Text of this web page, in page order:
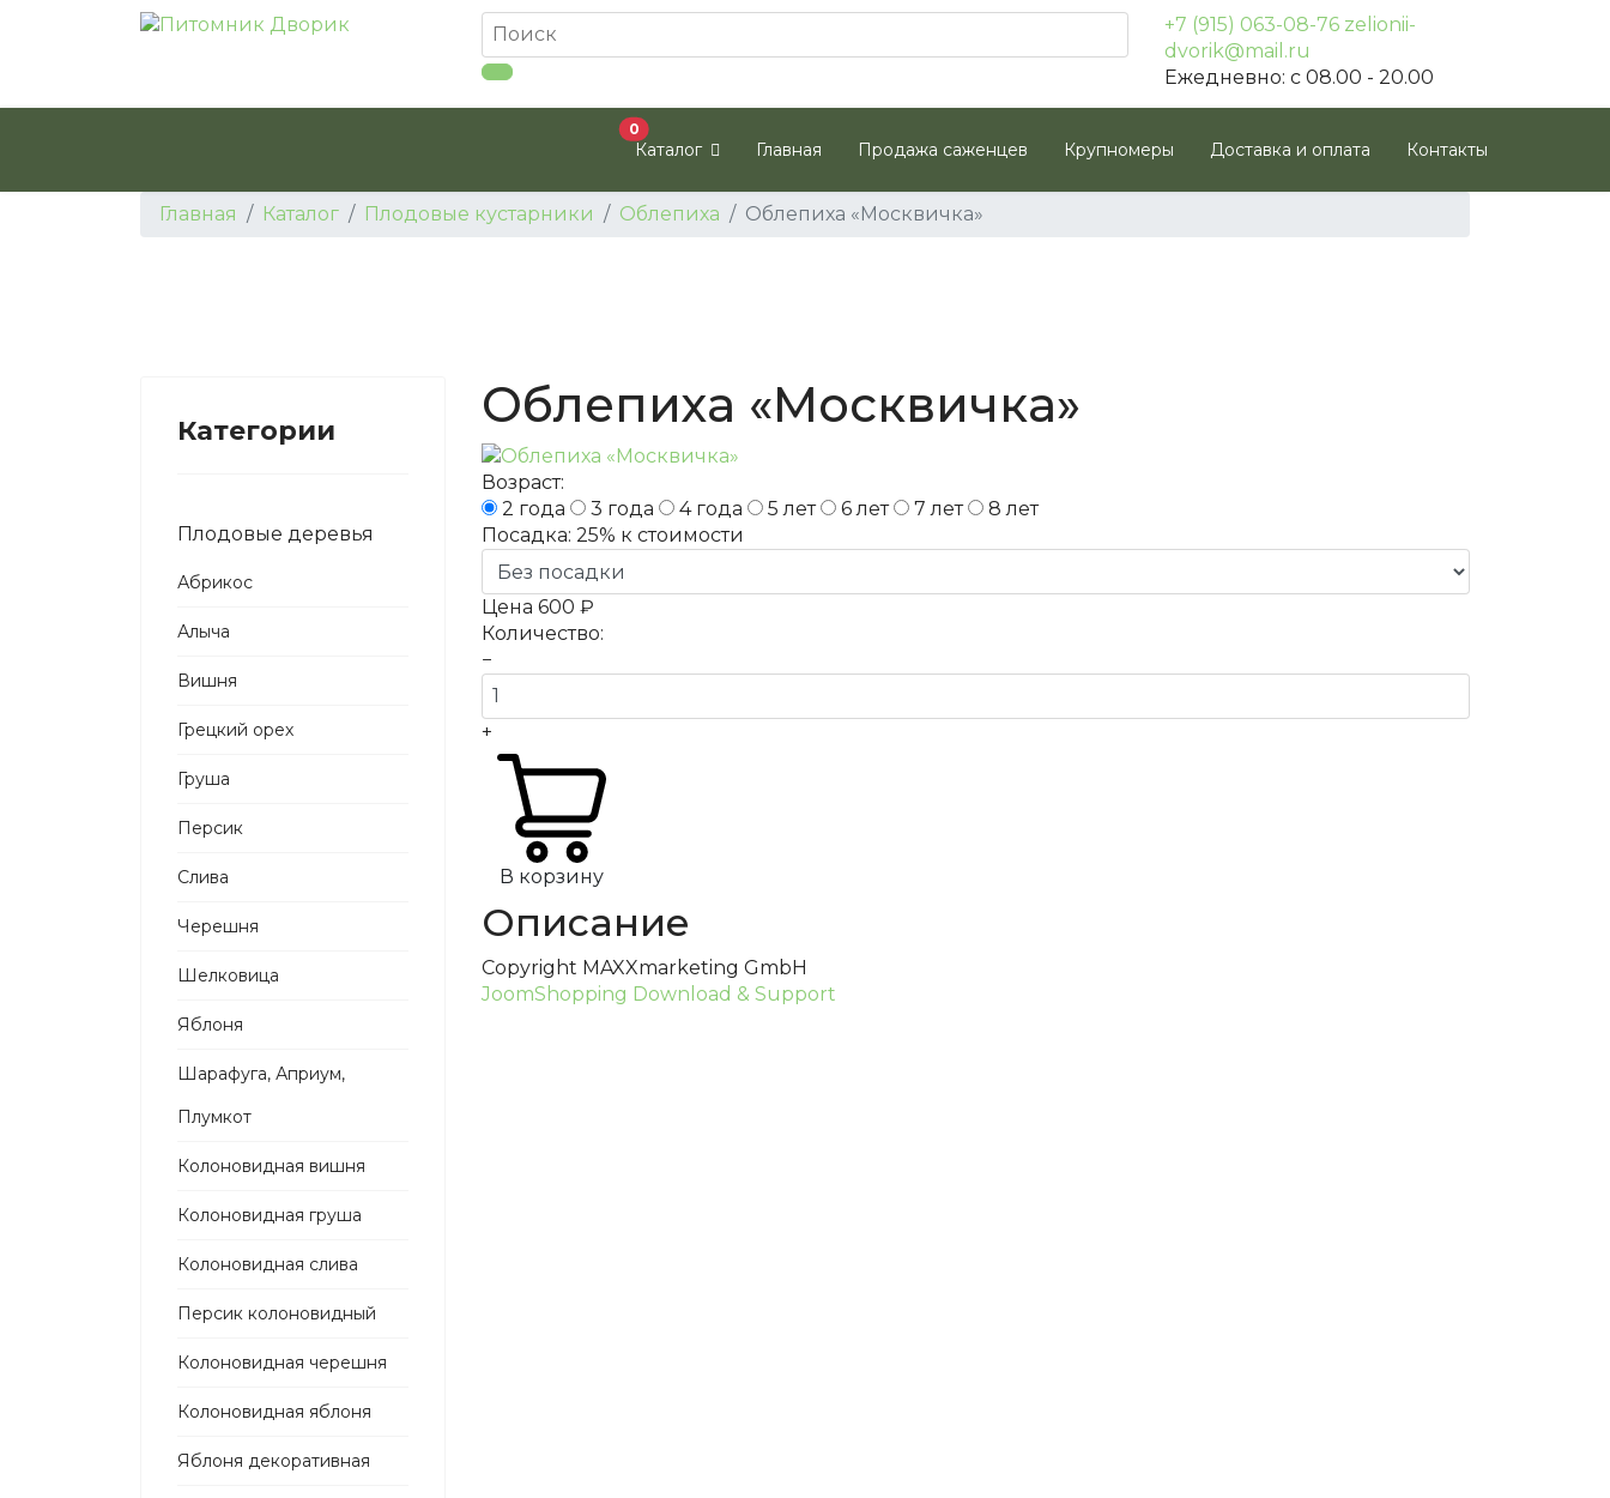
+7 (915) 063-08-76 zelionii-
dvorik@mail.ru
Ежедневно: с 08.00 - 20.00
0В корзину
Каталог Главная Продажа саженцев Крупномеры Доставка и оплата Контакты
Главная Каталог Плодовые кустарники Облепиха Облепиха «Москвичка»
Категории
Плодовые деревья
Абрикос
Алыча
Вишня
Грецкий орех
Груша
Персик
Слива
Черешня
Шелковица
Яблоня
Шарафуга, Априум,
Плумкот
Колоновидная вишня
Колоновидная груша
Колоновидная слива
Персик колоновидный
Колоновидная черешня
Колоновидная яблоня
Яблоня декоративная
Облепиха «Москвичка»
Возраст:
2 года
3 года 4 года 5 лет 6 лет 7 лет
8 лет
Посадка: 25% к стоимости
Цена 600 ₽
Количество:
−
+
В корзину
Описание
Copyright MAXXmarketing GmbH
JoomShopping Download & Support